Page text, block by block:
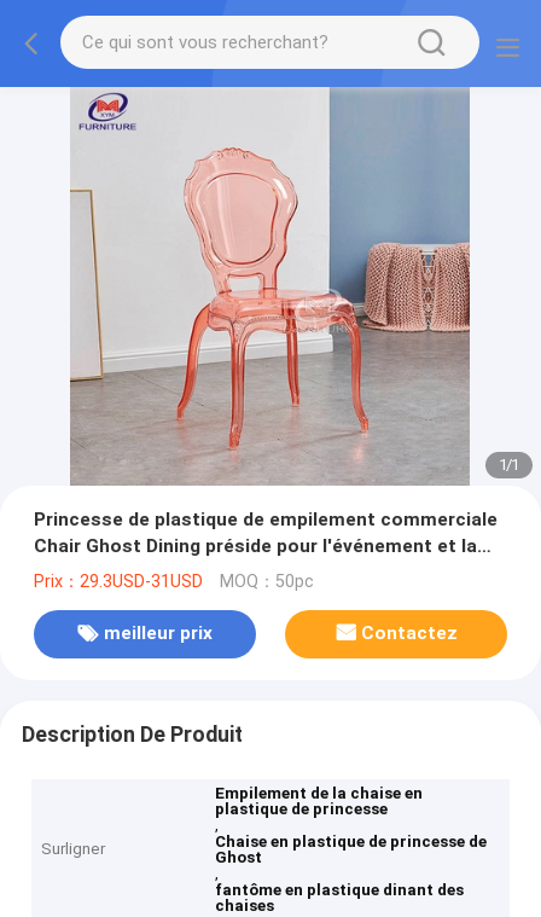
1/1
Princesse de plastique de empilement commerciale
Chair Ghost Dining préside pour l'événement et la
location
Prix：29.3USD-31USD MOQ：50pc
meilleur prix Contactez
Description De Produit
Surligner
Empilement de la chaise en
plastique de princesse
,
Chaise en plastique de princesse de
Ghost
,
fantôme en plastique dinant des
chaises